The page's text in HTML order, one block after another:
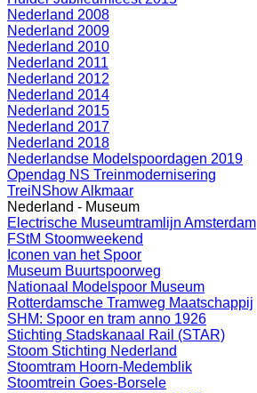
Nederland 2008
Nederland 2009
Nederland 2010
Nederland 2011
Nederland 2012
Nederland 2014
Nederland 2015
Nederland 2017
Nederland 2018
Nederlandse Modelspoordagen 2019
Opendag NS Treinmodernisering
TreiNShow Alkmaar
Nederland - Museum
Electrische Museumtramlijn Amsterdam
FStM Stoomweekend
Iconen van het Spoor
Museum Buurtspoorweg
Nationaal Modelspoor Museum
Rotterdamsche Tramweg Maatschappij
SHM: Spoor en tram anno 1926
Stichting Stadskanaal Rail (STAR)
Stoom Stichting Nederland
Stoomtram Hoorn-Medemblik
Stoomtrein Goes-Borsele